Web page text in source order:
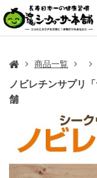
商品一覧
ノビレチンサプリ
舗